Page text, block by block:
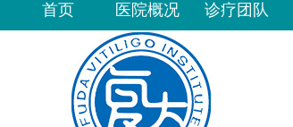
首页 医院概况 诊疗团队